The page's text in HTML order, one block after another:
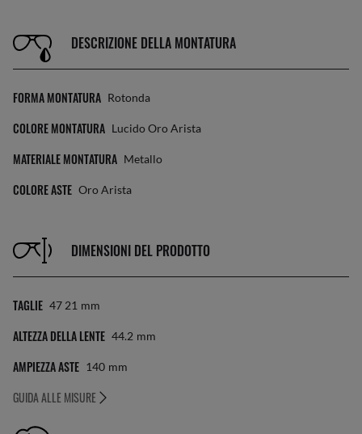
DESCRIZIONE DELLA MONTATURA
FORMA MONTATURA Rotonda
COLORE MONTATURA Lucido Oro Arista
MATERIALE MONTATURA Metallo
COLORE ASTE Oro Arista
DIMENSIONI DEL PRODOTTO
TAGLIE 47 21 Mm
ALTEZZA DELLA LENTE 44.2 Mm
AMPIEZZA ASTE 140 Mm
GUIDA ALLE MISURE